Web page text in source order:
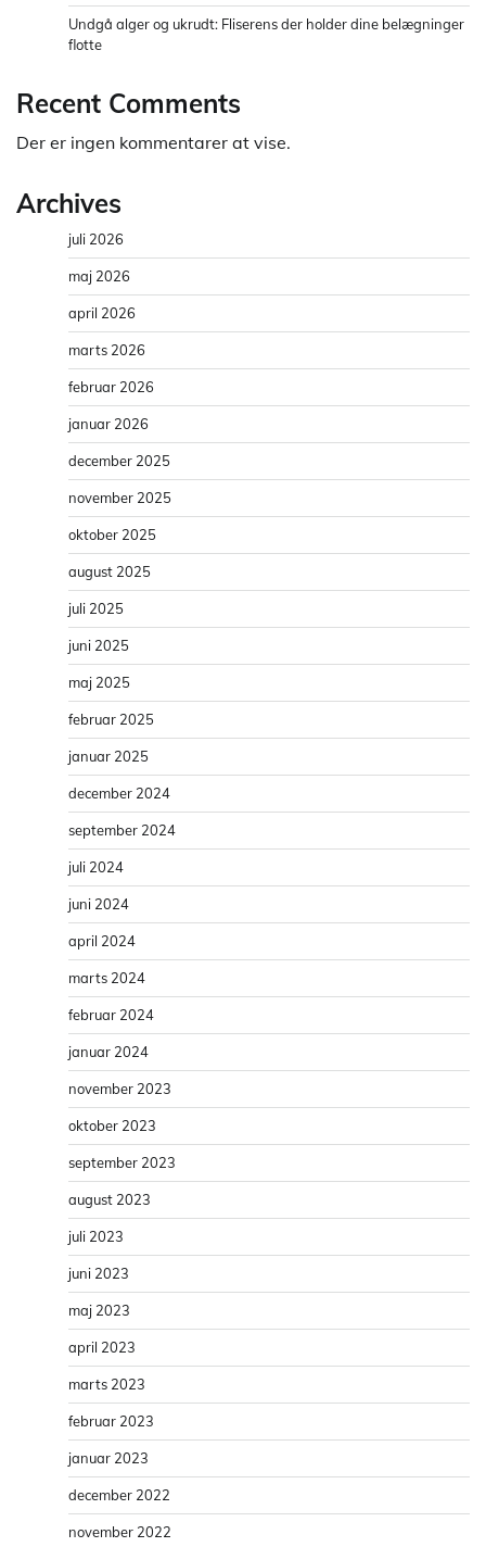
Undgå alger og ukrudt: Fliserens der holder dine belægninger
flotte
Recent Comments
Der er ingen kommentarer at vise.
Archives
juli 2026
maj 2026
april 2026
marts 2026
februar 2026
januar 2026
december 2025
november 2025
oktober 2025
august 2025
juli 2025
juni 2025
maj 2025
februar 2025
januar 2025
december 2024
september 2024
juli 2024
juni 2024
april 2024
marts 2024
februar 2024
januar 2024
november 2023
oktober 2023
september 2023
august 2023
juli 2023
juni 2023
maj 2023
april 2023
marts 2023
februar 2023
januar 2023
december 2022
november 2022